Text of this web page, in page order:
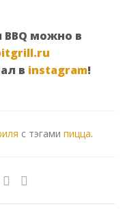
можно в
в instagram!
с тэгами пицца.